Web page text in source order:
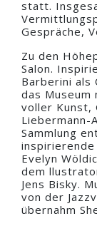
statt.
Gespräche,
Zu den
Salon.
Barberini als
das Museum
voller Kunst,
Liebermann-
Sammlung
Evelyn
dem
Jens Bisky.
von der
übernahm